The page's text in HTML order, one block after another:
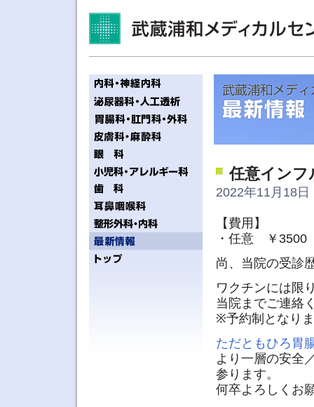
任意インフ
2022年11月18日
【費用】
・任意 ￥3500
尚、当院の受診
ワクチンには限
当院までご連絡
※予約制となり
ただともひろ胃
より一層の安全
参ります。
何卒よろしくお